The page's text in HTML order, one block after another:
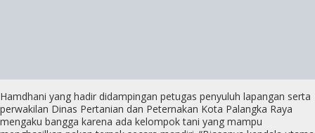
Hamdhani yang hadir didampingan petugas penyuluh lapangan serta
perwakilan Dinas Pertanian dan Peternakan Kota Palangka Raya
mengaku bangga karena ada kelompok tani yang mampu